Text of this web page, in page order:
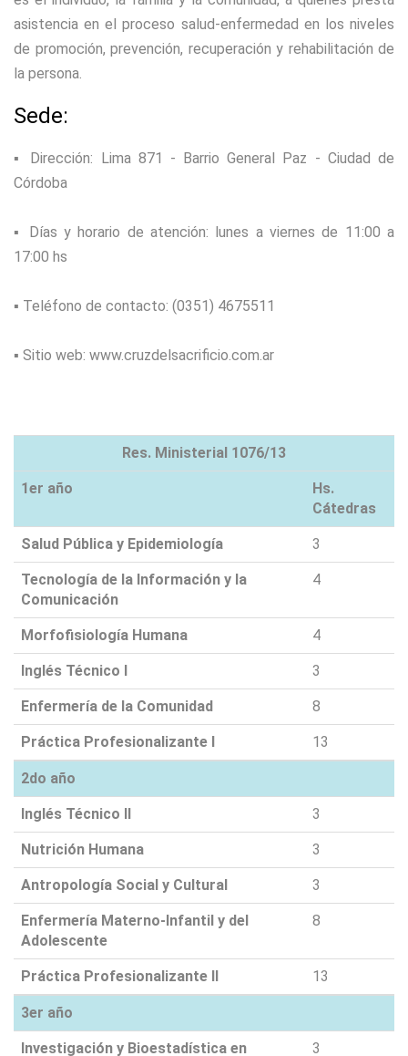
asistencia en el proceso salud-enfermedad en los niveles
de promoción, prevención, recuperación y rehabilitación de
la persona.
Sede:
▪ Dirección: Lima 871 - Barrio General Paz - Ciudad de
Córdoba
▪ Días y horario de atención: lunes a viernes de 11:00 a
17:00 hs
▪ Teléfono de contacto: (0351) 4675511
▪ Sitio web: www.cruzdelsacrificio.com.ar
Res. Ministerial 1076/13
1er año
Hs.
Cátedras
Salud Pública y Epidemiología 3
Tecnología de la Información y la
Comunicación
4
Morfofisiología Humana 4
Inglés Técnico I 3
Enfermería de la Comunidad 8
Práctica Profesionalizante I 13
2do año
Inglés Técnico II 3
Nutrición Humana 3
Antropología Social y Cultural 3
Enfermería Materno-Infantil y del
Adolescente
8
Práctica Profesionalizante II 13
3er año
Investigación y Bioestadística en 3